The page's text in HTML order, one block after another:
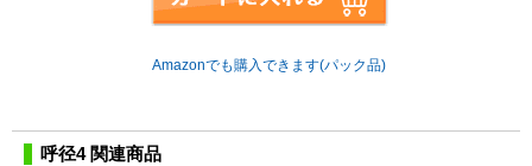
Amazonでも購入できます(パック品)
呼径4 関連商品